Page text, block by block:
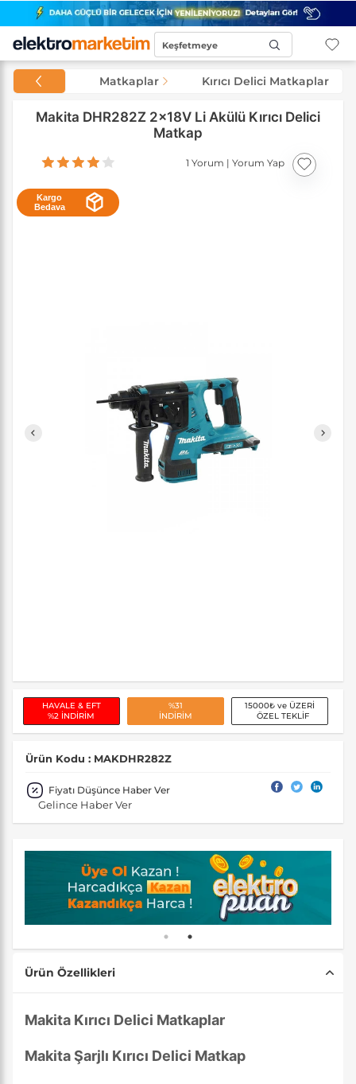
Keşfetmeye
Matkaplar Kırıcı Delici Matkaplar
Makita DHR282Z 2x18V Li Akülü Kırıcı Delici
Matkap
1 Yorum | Yorum Yap
Kargo
Bedava
HAVALE & EFT
%2 İNDİRİM
%31
İNDİRİM
15000₺ ve ÜZERİ
ÖZEL TEKLİF
Ürün Kodu : MAKDHR282Z
Fiyatı Düşünce Haber Ver
Gelince Haber Ver
Ürün Özellikleri
Makita Kırıcı Delici Matkaplar
Makita Şarjlı Kırıcı Delici Matkap